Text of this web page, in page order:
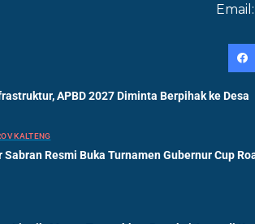
APBD 2027 Diminta Berpihak ke Desa
KALTENG
Resmi Buka Turnamen Gubernur Cup